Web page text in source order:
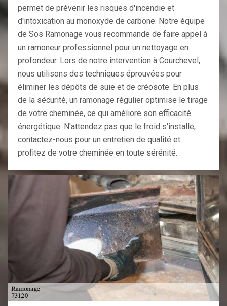
permet de prévenir les risques d'incendie et
d'intoxication au monoxyde de carbone. Notre équipe
de Sos Ramonage vous recommande de faire appel à
un ramoneur professionnel pour un nettoyage en
profondeur. Lors de notre intervention à Courchevel,
nous utilisons des techniques éprouvées pour
éliminer les dépôts de suie et de créosote. En plus
de la sécurité, un ramonage régulier optimise le tirage
de votre cheminée, ce qui améliore son efficacité
énergétique. N'attendez pas que le froid s'installe,
contactez-nous pour un entretien de qualité et
profitez de votre cheminée en toute sérénité.